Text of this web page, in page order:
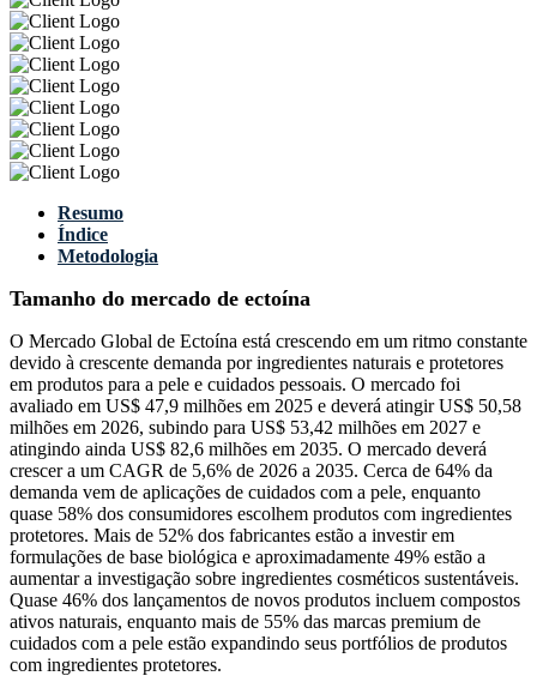
Resumo
Índice
Metodologia
Tamanho do mercado de ectoína
O Mercado Global de Ectoína está crescendo em um ritmo constante
devido à crescente demanda por ingredientes naturais e protetores
em produtos para a pele e cuidados pessoais. O mercado foi
avaliado em US$ 47,9 milhões em 2025 e deverá atingir US$ 50,58
milhões em 2026, subindo para US$ 53,42 milhões em 2027 e
atingindo ainda US$ 82,6 milhões em 2035. O mercado deverá
crescer a um CAGR de 5,6% de 2026 a 2035. Cerca de 64% da
demanda vem de aplicações de cuidados com a pele, enquanto
quase 58% dos consumidores escolhem produtos com ingredientes
protetores. Mais de 52% dos fabricantes estão a investir em
formulações de base biológica e aproximadamente 49% estão a
aumentar a investigação sobre ingredientes cosméticos sustentáveis.
Quase 46% dos lançamentos de novos produtos incluem compostos
ativos naturais, enquanto mais de 55% das marcas premium de
cuidados com a pele estão expandindo seus portfólios de produtos
com ingredientes protetores.